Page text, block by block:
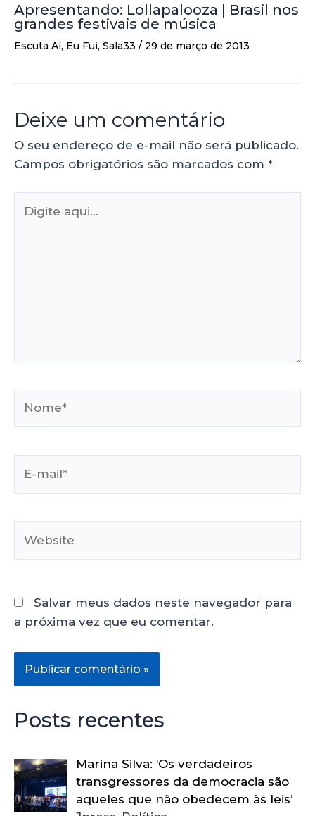
Apresentando: Lollapalooza | Brasil nos
grandes festivais de música
Escuta Aí, Eu Fui, Sala33 / 29 de março de 2013
Deixe um comentário
O seu endereço de e-mail não será publicado.
Campos obrigatórios são marcados com *
Salvar meus dados neste navegador para
a próxima vez que eu comentar.
Posts recentes
Marina Silva: ‘Os verdadeiros
transgressores da democracia são
aqueles que não obedecem às leis’